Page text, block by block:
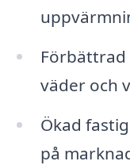
Förbättrad
väder och
Ökad
på